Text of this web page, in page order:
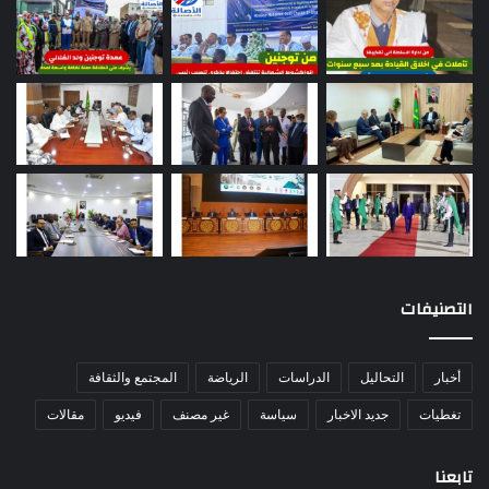
التصنيفات
أخبار التحاليل الدراسات الرياضة المجتمع والثقافة
تغطيات جديد الاخبار سياسة غير مصنف فيديو مقالات
تابعنا